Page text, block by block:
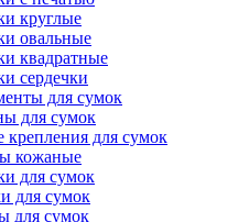
круглые
овальные
квадратные
сердечки
для сумок
для сумок
крепления для сумок
кожаные
для сумок
для сумок
для сумок